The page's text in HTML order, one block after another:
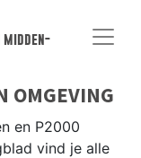
OMGEVING
en P2000
vind je alle